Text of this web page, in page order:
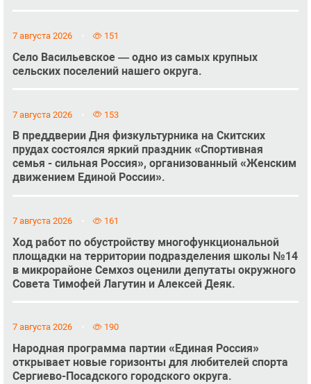
7 августа 2026 151
Село Васильевское — одно из самых крупных
сельских поселений нашего округа.
7 августа 2026 153
В преддверии Дня физкультурника на Скитских
прудах состоялся яркий праздник «Спортивная
семья - сильная Россия», организованный «Женским
движением Единой России».
7 августа 2026 161
Ход работ по обустройству многофункциональной
площадки на территории подразделения школы №14
в микрорайоне Семхоз оценили депутаты окружного
Совета Тимофей Лагутин и Алексей Деяк.
7 августа 2026 190
Народная программа партии «Единая Россия»
открывает новые горизонты для любителей спорта
Сергиево-Посадского городского округа.